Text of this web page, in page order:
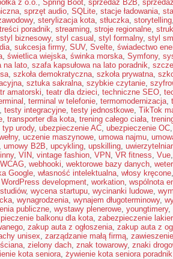
z o.o., Spring Boot, sprzedaż B2B,
, sprzęt audio, SQLite, stacje ładowania,
, sterylizacja kota, stłuczka, storytelling
poradnik, streaming, stroje regionalne,
styl biznesowy, styl casual , styl formalny, styl
, sukcesja firmy, SUV, Svelte, świadectwo
, świetlica wiejska, świnka morska, Symfony,
na lato, szafa kapsułowa na lato poradnik,
, szkoła demokratyczna, szkoła prywatna,
, sztuka sakralna, szybkie czytanie,
amatorski, teatr dla dzieci, techniczne SEO,
, terminal w telefonie, termomodernizacja,
, testy integracyjne, testy jednostkowe, TikTok
, transporter dla kota, trening całego ciała,
typ urody, ubezpieczenie AC, ubezpieczenie OC
, uczenie maszynowe, umowa najmu,
, umowy B2B, upcykling, upskilling,
, VIN, vintage fashion, VPN, VR fitness, Vue
WCAG, webhooki, wektorowe bazy danych,
Google, własność intelektualna, włosy kręcone
WordPress development, workation, wspólnota
, wycena startupu, wycinanki ludowe,
, wynagrodzenia, wynajem długoterminowy,
publiczne, wystawy plenerowe, youngtimery,
balkonu dla kota, zabezpieczenie
, zakup auta z ogłoszenia, zakup auta z
unisex, zarządzanie małą firmą, zawieszenie
, zielony dach, znak towarowy, znaki
kota seniora, żywienie kota seniora poradnik